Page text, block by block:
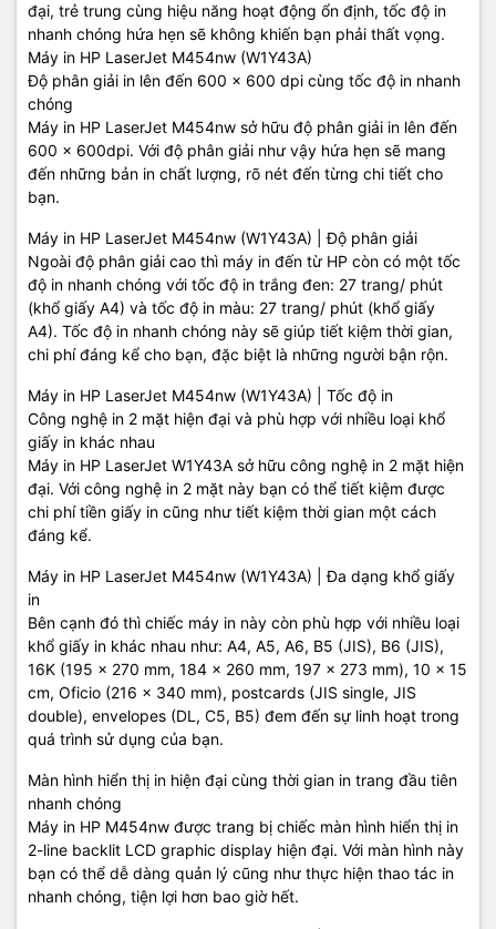
đại, trẻ trung cùng hiệu năng hoạt động ổn định, tốc độ in
nhanh chóng hứa hẹn sẽ không khiến bạn phải thất vọng.
Máy in HP LaserJet M454nw (W1Y43A)
Độ phân giải in lên đến 600 x 600 dpi cùng tốc độ in nhanh
chóng
Máy in HP LaserJet M454nw sở hữu độ phân giải in lên đến
600 x 600dpi. Với độ phân giải như vậy hứa hẹn sẽ mang
đến những bản in chất lượng, rõ nét đến từng chi tiết cho
bạn.
Máy in HP LaserJet M454nw (W1Y43A) | Độ phân giải
Ngoài độ phân giải cao thì máy in đến từ HP còn có một tốc
độ in nhanh chóng với tốc độ in trắng đen: 27 trang/ phút
(khổ giấy A4) và tốc độ in màu: 27 trang/ phút (khổ giấy
A4). Tốc độ in nhanh chóng này sẽ giúp tiết kiệm thời gian,
chi phí đáng kể cho bạn, đặc biệt là những người bận rộn.
Máy in HP LaserJet M454nw (W1Y43A) | Tốc độ in
Công nghệ in 2 mặt hiện đại và phù hợp với nhiều loại khổ
giấy in khác nhau
Máy in HP LaserJet W1Y43A sở hữu công nghệ in 2 mặt hiện
đại. Với công nghệ in 2 mặt này bạn có thể tiết kiệm được
chi phí tiền giấy in cũng như tiết kiệm thời gian một cách
đáng kể.
Máy in HP LaserJet M454nw (W1Y43A) | Đa dạng khổ giấy
in
Bên cạnh đó thì chiếc máy in này còn phù hợp với nhiều loại
khổ giấy in khác nhau như: A4, A5, A6, B5 (JIS), B6 (JIS),
16K (195 x 270 mm, 184 x 260 mm, 197 x 273 mm), 10 x 15
cm, Oficio (216 x 340 mm), postcards (JIS single, JIS
double), envelopes (DL, C5, B5) đem đến sự linh hoạt trong
quá trình sử dụng của bạn.
Màn hình hiển thị in hiện đại cùng thời gian in trang đầu tiên
nhanh chóng
Máy in HP M454nw được trang bị chiếc màn hình hiển thị in
2-line backlit LCD graphic display hiện đại. Với màn hình này
bạn có thể dễ dàng quản lý cũng như thực hiện thao tác in
nhanh chóng, tiện lợi hơn bao giờ hết.